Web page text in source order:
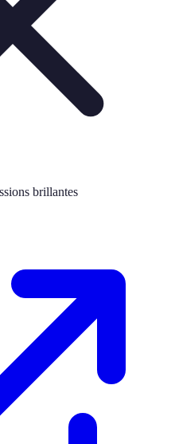
brillantes